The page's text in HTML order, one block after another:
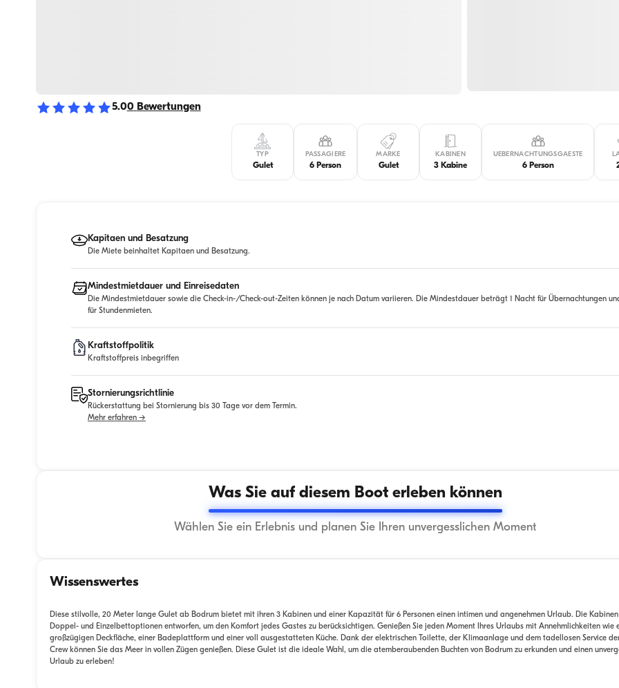
5.00 Bewertungen
TYP
Gulet
PASSAGIERE
6 Person
MARKE
Gulet
KABINEN
3 Kabine
UEBERNACHTUNGSGAESTE
6 Person
Kapitaen und Besatzung
Die Miete beinhaltet Kapitaen und Besatzung.
Mindestmietdauer und Einreisedaten
Die Mindestmietdauer sowie die Check-in-/Check-out-Zeiten können je nach Datum variieren. Die Mindestdauer beträgt 1 Nacht für Übernachtungen
für Stundenmieten.
Kraftstoffpolitik
Kraftstoffpreis inbegriffen
Stornierungsrichtlinie
Rückerstattung bei Stornierung bis 30 Tage vor dem Termin.
Mehr erfahren →
Was Sie auf diesem Boot erleben können
Wählen Sie ein Erlebnis und planen Sie Ihren unvergesslichen Moment
Wissenswertes
Diese stilvolle, 20 Meter lange Gulet ab Bodrum bietet mit ihren 3 Kabinen und einer Kapazität für 6 Personen einen intimen und angenehmen Urlaub. Die
Doppel- und Einzelbettoptionen entworfen, um den Komfort jedes Gastes zu berücksichtigen. Genießen Sie jeden Moment Ihres Urlaubs mit Annehmlichkeiten wie
großzügigen Deckfläche, einer Badeplattform und einer voll ausgestatteten Küche. Dank der elektrischen Toilette, der Klimaanlage und dem tadellosen Service
Crew können Sie das Meer in vollen Zügen genießen. Diese Gulet ist die ideale Wahl, um die atemberaubenden Buchten von Bodrum zu erkunden und einen
Urlaub zu erleben!